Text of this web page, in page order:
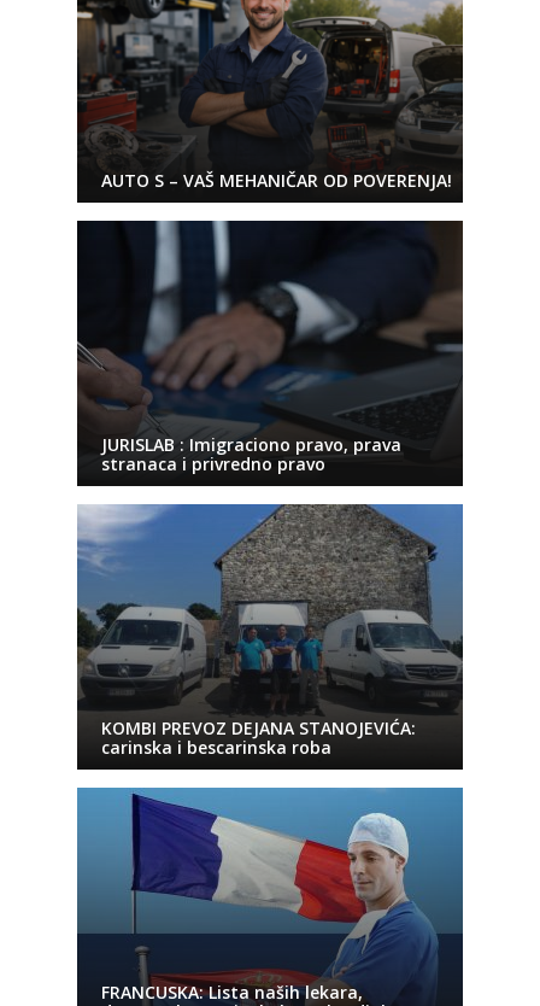
AUTO S – VAŠ MEHANIČAR OD POVERENJA!
JURISLAB : Imigraciono pravo, prava
stranaca i privredno pravo
KOMBI PREVOZ DEJANA STANOJEVIĆA:
carinska i bescarinska roba
FRANCUSKA: Lista naših lekara,